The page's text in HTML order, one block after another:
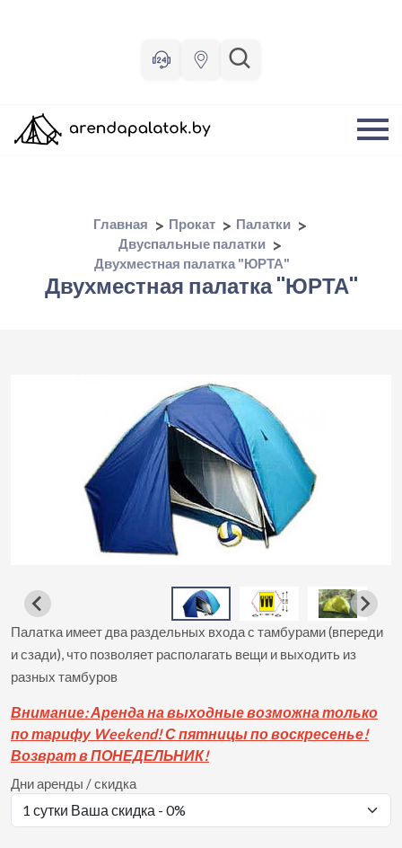
Главная Прокат
Палатки
Двуспальные палатки
Двухместная палатка "ЮРТА"
Двухместная палатка "ЮРТА"
Палатка имеет два раздельных входа с тамбурами (впереди
и сзади), что позволяет располагать вещи и выходить из
разных тамбуров
Внимание: Аренда на выходные возможна только
по тарифу Weekend! С пятницы по воскресенье!
Возврат в ПОНЕДЕЛЬНИК!
Дни аренды / скидка